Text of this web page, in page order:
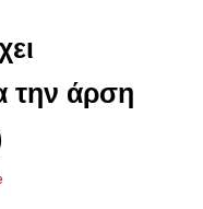
την άρση